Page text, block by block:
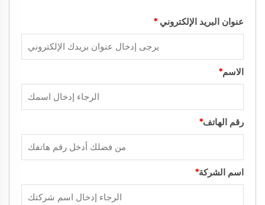
عنوان البريد الإلكتروني *
الاسم*
رقم الهاتف*
اسم الشركة*